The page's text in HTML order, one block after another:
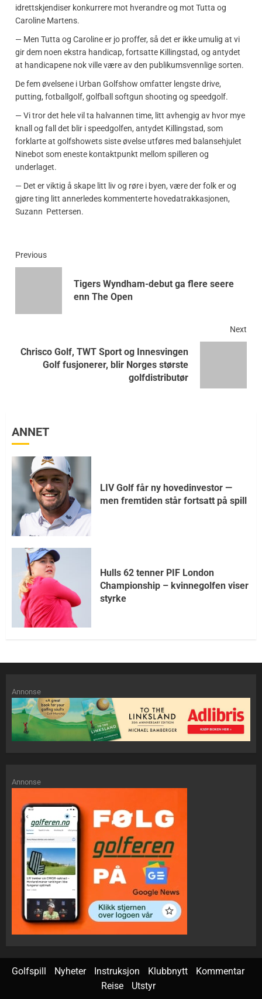
idrettskjendiser konkurrere mot hverandre og mot Tutta og
Caroline Martens.
— Men Tutta og Caroline er jo proffer, så det er ikke umulig at vi
gir dem noen ekstra handicap, fortsatte Killingstad, og antydet
at handicapene nok ville være av den publikumsvennlige sorten.
De fem øvelsene i Urban Golfshow omfatter lengste drive,
putting, fotballgolf, golfball softgun shooting og speedgolf.
— Vi tror det hele vil ta halvannen time, litt avhengig av hvor mye
knall og fall det blir i speedgolfen, antydet Killingstad, som
forklarte at golfshowets siste øvelse utføres med balansehjulet
Ninebot som eneste kontaktpunkt mellom spilleren og
underlaget.
— Det er viktig å skape litt liv og røre i byen, være der folk er og
gjøre ting litt annerledes kommenterte hovedatrakkasjonen,
Suzann Pettersen.
Continue
Reading
Previous
Tigers Wyndham-debut ga flere seere
enn The Open
Next
Chrisco Golf, TWT Sport og Innesvingen
Golf fusjonerer, blir Norges største
golfdistributør
ANNET
LIV Golf får ny hovedinvestor —
men fremtiden står fortsatt på spill
Hulls 62 tenner PIF London
Championship – kvinnegolfen viser
styrke
Annonse
Annonse
Golfspill Nyheter Instruksjon Klubbnytt
Kommentar
Reise
Utstyr